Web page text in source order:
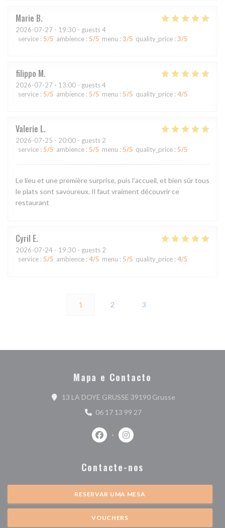
Marie B
2026-07-27 - 19:30 - guests 4
service : 5/5 ambience : 5/5 menu : 3/5 quality_price : 3/5
filippo M
2026-07-27 - 13:00 - guests 4
service : 5/5 ambience : 5/5 menu : 5/5 quality_price : 4/5
Valerie L
2026-07-25 - 20:00 - guests 2
service : 5/5 ambience : 5/5 menu : 5/5 quality_price : 5/5
Le lieu et une première surprise, puis l’accueil, et bien sûr tous
le plats sont savoureux. Il faut vraiment découvrir ce
restaurant
Cyril E
2026-07-24 - 19:30 - guests 2
service : 5/5 ambience : 4/5 menu : 5/5 quality_price : 4/5
1 2 3
Mapa e Contacto
13 LA DOYE GRUSSE 39190 Grusse((abre numa
06 17 13 99 27
Facebook ((abre numa nova janela))
Instagram ((abre numa nova
Contacte-nos
RESERVAR UMA MESA
VOUCHERS